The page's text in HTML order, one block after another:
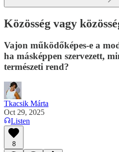
Közösség vagy
Vajon működőképes-e a
ha másképpen szervezett,
természeti rend?
Tkacsik Márta
Oct 29, 2025
Listen
8